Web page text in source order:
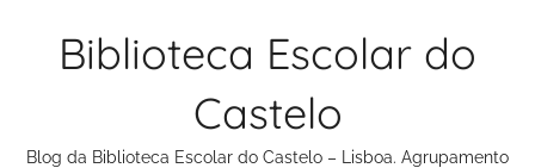
Biblioteca Escolar do
Castelo
Blog da Biblioteca Escolar do Castelo – Lisboa. Agrupamento